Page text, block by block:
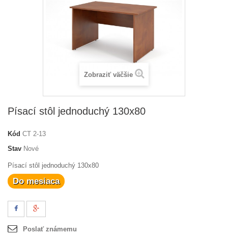
Zobraziť väčšie
Písací stôl jednoduchý 130x80
Kód CT 2-13
Stav Nové
Písací stôl jednoduchý 130x80
Do mesiaca
Poslať známemu